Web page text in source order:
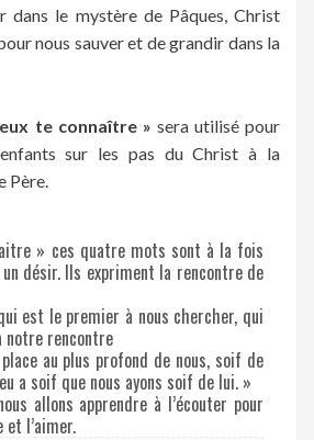
dans le mystère de Pâques, Christ
nous sauver et de grandir dans la
te connaître » sera utilisé pour
sur les pas du Christ à la
Père.
» ces quatre mots sont à la fois
désir. Ils expriment la rencontre de
est le premier à nous chercher, qui
notre rencontre
au plus profond de nous, soif de
a soif que nous ayons soif de lui. »
allons apprendre à l’écouter pour
l’aimer.